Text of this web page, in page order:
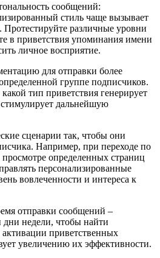
сообщений:
стиль чаще вызывает
различные уровни
в приветствия упоминания имени
личное восприятие.
для отправки более
группе подписчиков.
тип приветствия генерирует
дальнейшую
сценарии так, чтобы они
Например, при переходе по
определенных страниц
персонализированные
вовлеченности и интереса к
отправки сообщений –
дни недели, чтобы найти
приветственных
увеличению их эффективности.